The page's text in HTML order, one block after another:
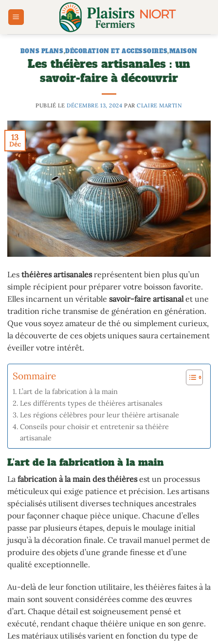
BONS PLANS,DÉCORATION ET ACCESSOIRES,MAISON
Les théières artisanales : un
savoir-faire à découvrir
PUBLIÉ LE DÉCEMBRE 13, 2024 PARCLAIRE MARTIN
13
Déc
Les théières artisanalesreprésentent bien plus qu’un
simple récipient pour préparer votre boisson favorite.
Elles incarnent un véritable savoir-faire artisanalet une
tradition riche transmise de génération en génération.
Que vous soyez amateur de thé ou simplement curieux,
la découverte de ces objets uniques saura certainement
éveiller votre intérêt.
Sommaire
L’art de la fabrication à la main
Les différents types de théières artisanales
Les régions célèbres pour leur théière artisanale
Conseils pour choisir et entretenir sa théière
artisanale
L’art de la fabrication à la main
La fabrication à la main des théièresest un processus
méticuleux qui exige patience et précision. Les artisans
spécialisés utilisent diverses techniques ancestrales
pour façonner chaque pièce unique. Chacune d’elles
passe par plusieurs étapes, depuis le moulage initial
jusqu’à la décoration finale. Ce travail manuel permet de
produire des objets d’une grande finesse et d’une
qualité exceptionnelle.
Au-delà de leur fonction utilitaire, les théières faites à la
main sont souvent considérées comme des œuvres
d’art. Chaque détail est soigneusement pensé et
exécuté, rendant chaque théière unique en son genre.
Les matériaux utilisés varient en fonction du type de